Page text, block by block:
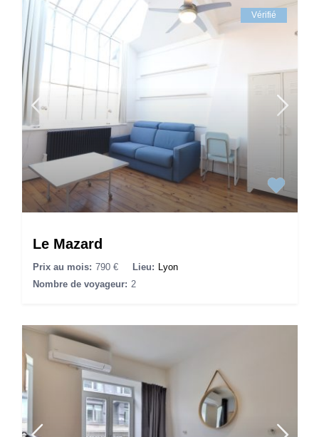
Vérifié
Le Mazard
Prix au mois: 790 € Lieu:
Lyon
Nombre de voyageur: 2